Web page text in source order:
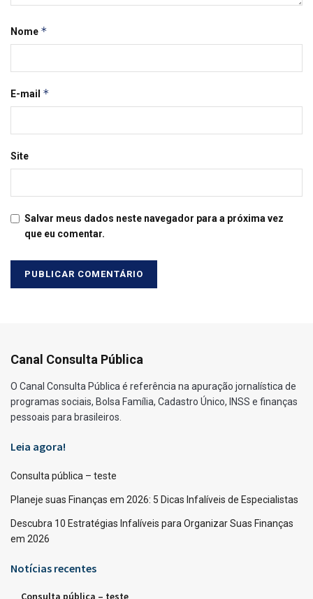
Nome *
E-mail *
Site
Salvar meus dados neste navegador para a próxima vez
que eu comentar.
Canal Consulta Pública
O Canal Consulta Pública é referência na apuração jornalística de
programas sociais, Bolsa Família, Cadastro Único, INSS e finanças
pessoais para brasileiros.
Leia agora!
Consulta pública – teste
Planeje suas Finanças em 2026: 5 Dicas Infalíveis de Especialistas
Descubra 10 Estratégias Infalíveis para Organizar Suas Finanças
em 2026
Notícias recentes
Consulta pública – teste